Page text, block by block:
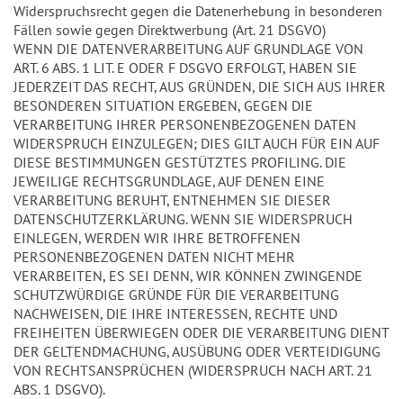
Widerspruchsrecht gegen die Datenerhebung in besonderen
Fällen sowie gegen Direktwerbung (Art. 21 DSGVO)
WENN DIE DATENVERARBEITUNG AUF GRUNDLAGE VON
ART. 6 ABS. 1 LIT. E ODER F DSGVO ERFOLGT, HABEN SIE
JEDERZEIT DAS RECHT, AUS GRÜNDEN, DIE SICH AUS IHRER
BESONDEREN SITUATION ERGEBEN, GEGEN DIE
VERARBEITUNG IHRER PERSONENBEZOGENEN DATEN
WIDERSPRUCH EINZULEGEN; DIES GILT AUCH FÜR EIN AUF
DIESE BESTIMMUNGEN GESTÜTZTES PROFILING. DIE
JEWEILIGE RECHTSGRUNDLAGE, AUF DENEN EINE
VERARBEITUNG BERUHT, ENTNEHMEN SIE DIESER
DATENSCHUTZERKLÄRUNG. WENN SIE WIDERSPRUCH
EINLEGEN, WERDEN WIR IHRE BETROFFENEN
PERSONENBEZOGENEN DATEN NICHT MEHR
VERARBEITEN, ES SEI DENN, WIR KÖNNEN ZWINGENDE
SCHUTZWÜRDIGE GRÜNDE FÜR DIE VERARBEITUNG
NACHWEISEN, DIE IHRE INTERESSEN, RECHTE UND
FREIHEITEN ÜBERWIEGEN ODER DIE VERARBEITUNG DIENT
DER GELTENDMACHUNG, AUSÜBUNG ODER VERTEIDIGUNG
VON RECHTSANSPRÜCHEN (WIDERSPRUCH NACH ART. 21
ABS. 1 DSGVO).